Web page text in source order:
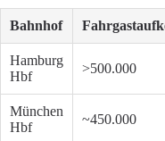
Bahnhof
Hamburg
Hbf
>500.000
München
Hbf
~450.000